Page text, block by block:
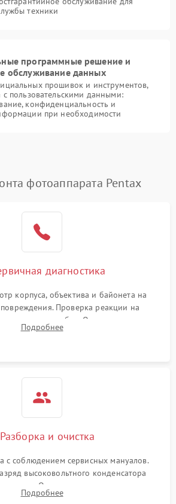
техники
программные решение и
обслуживание данных
прошивок и инструментов,
с пользовательскими данными:
конфиденциальность и
при необходимости
фотоаппарата Pentax
диагностика
корпуса, объектива и байонета на
Проверка реакции на
кодов ошибок. Оценка состояния
проверка работы автофокуса и вспышки.
Подробнее
и очистка
с соблюдением сервисных мануалов.
высоковольтного конденсатора
Очистка внутренних узлов от
влаги с помощью спецсредств.
Подробнее